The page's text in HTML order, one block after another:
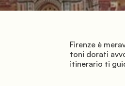
Firenze è
toni dorati
itinerario ti